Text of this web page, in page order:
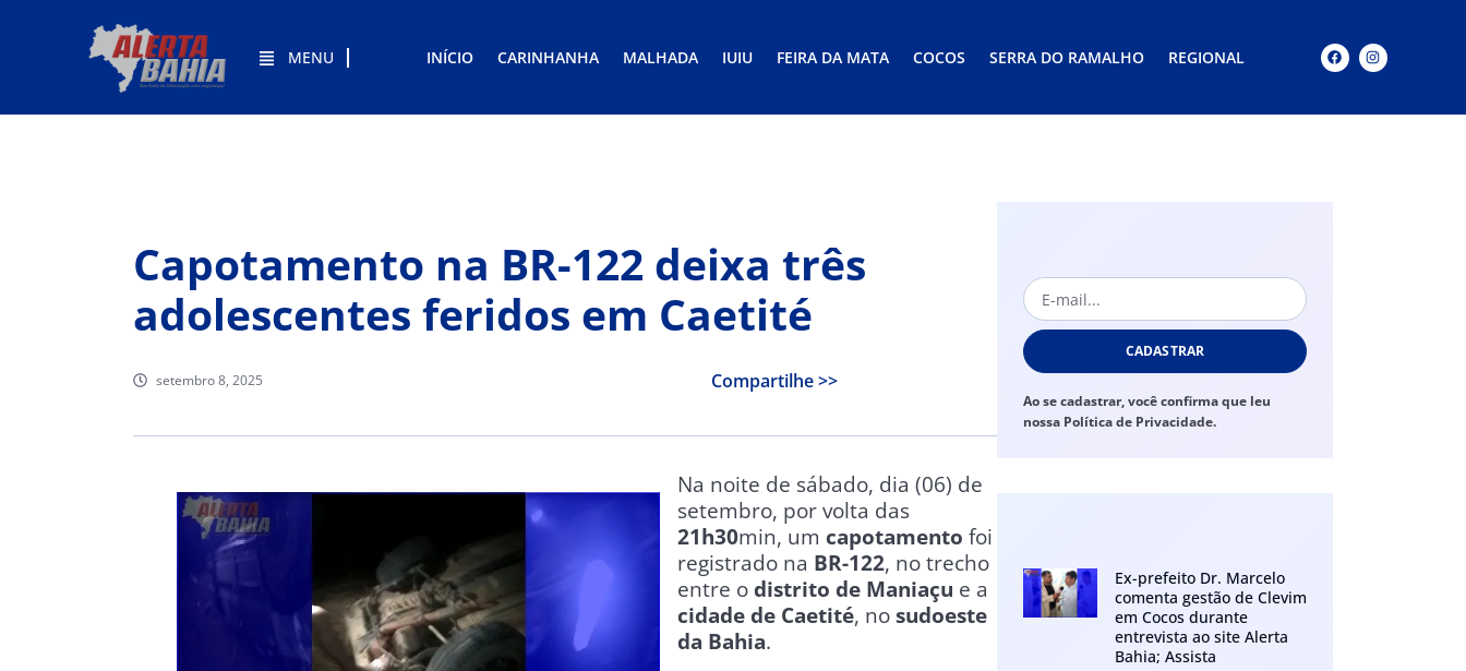
MENU INÍCIO CARINHANHA MALHADA IUIU FEIRA DA MATA COCOS SERRA DO RAMALHO REGIONAL
Capotamento na BR-122 deixa três
adolescentes feridos em Caetité
setembro 8, 2025 Compartilhe >>
Na noite de sábado, dia (06) de
setembro, por volta das
21h30min, um capotamento foi
registrado na BR-122, no trecho
entre o distrito de Maniaçu e a
cidade de Caetité, nosudoeste
da Bahia.
CADASTRAR
Ao se cadastrar, você confirma que leu
nossa Política de Privacidade.
Ex-prefeito Dr. Marcelo
comenta gestão de Clevim
em Cocos durante
entrevista ao site Alerta
Bahia; Assista